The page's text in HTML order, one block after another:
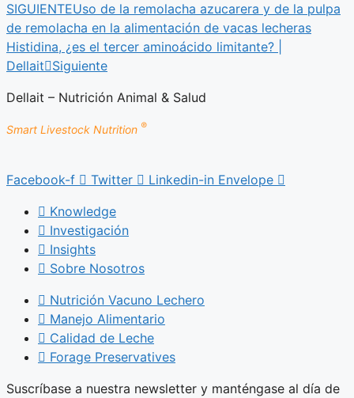
SIGUIENTEUso de la remolacha azucarera y de la pulpa
de remolacha en la alimentación de vacas lecheras
Histidina, ¿es el tercer aminoácido limitante? |
Dellait Siguiente
Dellait – Nutrición Animal & Salud
Smart Livestock Nutrition ®
Facebook-f Twitter Linkedin-in Envelope
Knowledge
Investigación
Insights
Sobre Nosotros
Nutrición Vacuno Lechero
Manejo Alimentario
Calidad de Leche
Forage Preservatives
Suscríbase a nuestra newsletter y manténgase al día de